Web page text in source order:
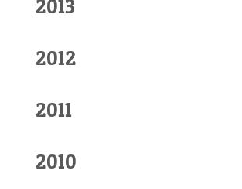
2013
2012
2011
2010